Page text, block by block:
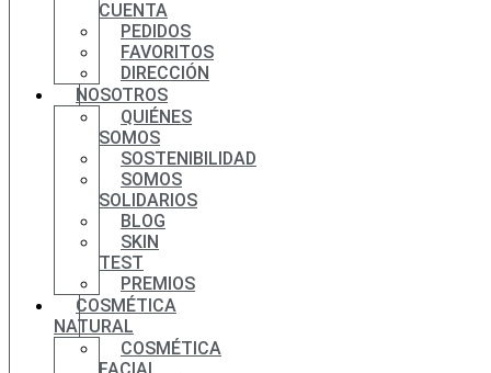
CUENTA
PEDIDOS
FAVORITOS
DIRECCIÓN
NOSOTROS
QUIÉNES
SOMOS
SOSTENIBILIDAD
SOMOS
SOLIDARIOS
BLOG
SKIN
TEST
PREMIOS
COSMÉTICA
NATURAL
COSMÉTICA
FACIAL